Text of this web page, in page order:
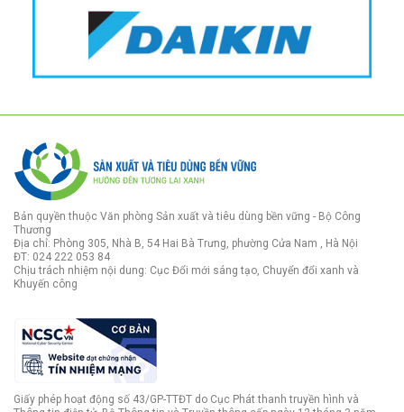
Bản quyền thuộc Văn phòng Sản xuất và tiêu dùng bền vững - Bộ Công
Thương
Địa chỉ: Phòng 305, Nhà B, 54 Hai Bà Trưng, phường Cửa Nam , Hà Nội
ĐT: 024 222 053 84
Chịu trách nhiệm nội dung: Cục Đổi mới sáng tạo, Chuyển đổi xanh và
Khuyến công
Giấy phép hoạt động số 43/GP-TTĐT do Cục Phát thanh truyền hình và